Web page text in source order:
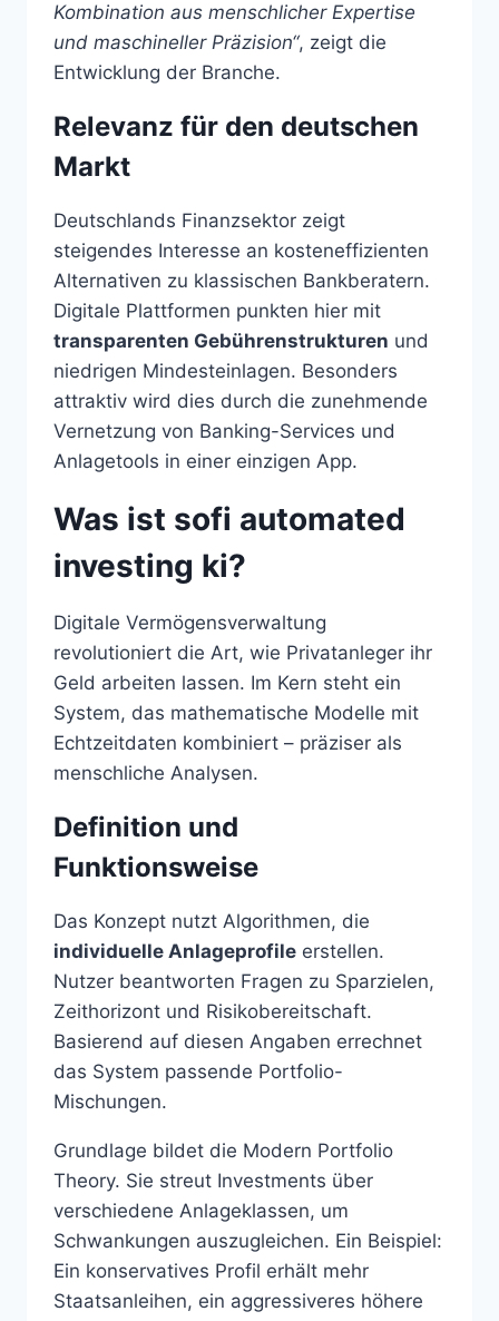
Kombination aus menschlicher Expertise
und maschineller Präzision“, zeigt die
Entwicklung der Branche.
Relevanz für den deutschen
Markt
Deutschlands Finanzsektor zeigt
steigendes Interesse an kosteneffizienten
Alternativen zu klassischen Bankberatern.
Digitale Plattformen punkten hier mit
transparenten Gebührenstrukturen und
niedrigen Mindesteinlagen. Besonders
attraktiv wird dies durch die zunehmende
Vernetzung von Banking-Services und
Anlagetools in einer einzigen App.
Was ist sofi automated
investing ki?
Digitale Vermögensverwaltung
revolutioniert die Art, wie Privatanleger ihr
Geld arbeiten lassen. Im Kern steht ein
System, das mathematische Modelle mit
Echtzeitdaten kombiniert – präziser als
menschliche Analysen.
Definition und
Funktionsweise
Das Konzept nutzt Algorithmen, die
individuelle Anlageprofile erstellen.
Nutzer beantworten Fragen zu Sparzielen,
Zeithorizont und Risikobereitschaft.
Basierend auf diesen Angaben errechnet
das System passende Portfolio-
Mischungen.
Grundlage bildet die Modern Portfolio
Theory. Sie streut Investments über
verschiedene Anlageklassen, um
Schwankungen auszugleichen. Ein Beispiel:
Ein konservatives Profil erhält mehr
Staatsanleihen, ein aggressiveres höhere